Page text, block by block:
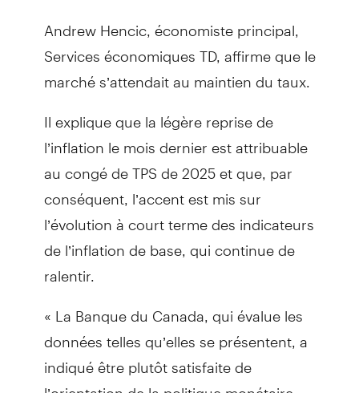
Andrew Hencic, économiste principal,
Services économiques TD, affirme que le
marché s’attendait au maintien du taux.
Il explique que la légère reprise de
l’inflation le mois dernier est attribuable
au congé de TPS de 2025 et que, par
conséquent, l’accent est mis sur
l’évolution à court terme des indicateurs
de l’inflation de base, qui continue de
ralentir.
« La Banque du Canada, qui évalue les
données telles qu’elles se présentent, a
indiqué être plutôt satisfaite de
l’orientation de la politique monétaire,